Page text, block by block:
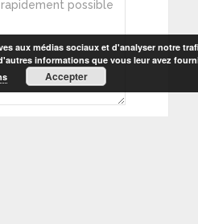
aux médias sociaux et d'analyser notre
informations que vous leur avez
Accepter